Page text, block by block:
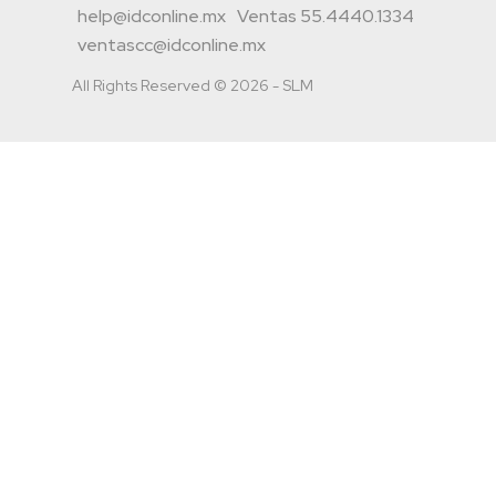
help@idconline.mx Ventas 55.4440.1334
ventascc@idconline.mx
All Rights Reserved © 2026 - SLM